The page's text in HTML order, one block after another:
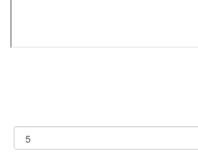
Показувати